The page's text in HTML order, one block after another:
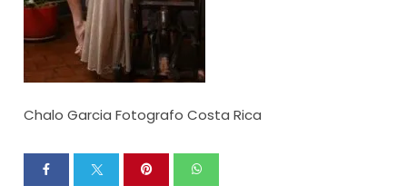
Chalo Garcia Fotografo Costa Rica